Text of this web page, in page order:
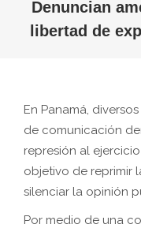
Denuncian
libertad de
En Panamá,
de comunicación
represión al
objetivo de reprimir
silenciar la opinión
Por medio de una